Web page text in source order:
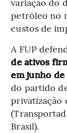
petróleo no
custos de
A FUP
de ativos
em junho de
do partido
privatização
Brasil).